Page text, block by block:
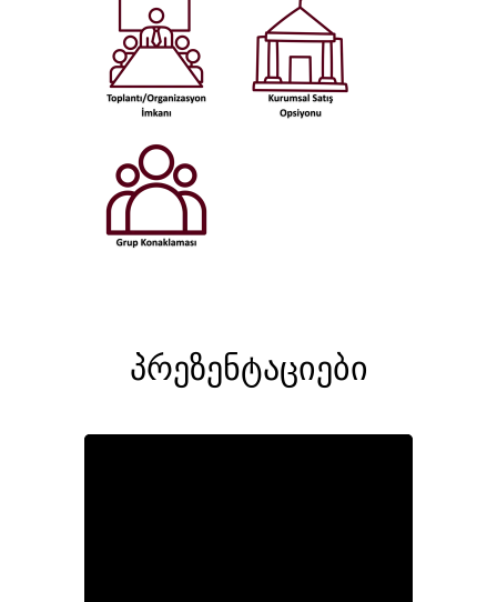
პრეზენტაციები